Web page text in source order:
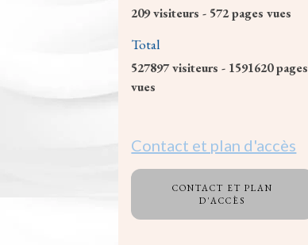
209visiteurs - 572pages vues
Total
527897visiteurs - 1591620pages
vues
Contact et plan d'accès
CONTACT ET PLAN
D'ACCÈS